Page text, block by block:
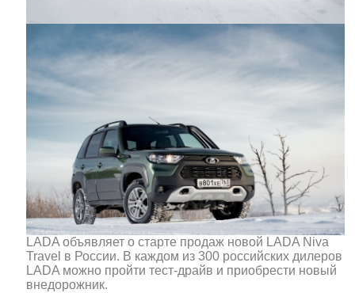
LADA объявляет о старте продаж новой LADA Niva
Travel в России. В каждом из 300 российских дилеров
LADA можно пройти тест-драйв и приобрести новый
внедорожник.